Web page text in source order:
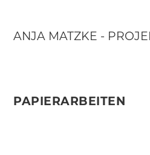
ANJA MATZKE -
PAPIERARBEITEN